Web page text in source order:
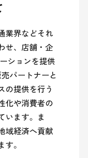
業界などそれ
せ、店舗・企
ションを提供
パートナーと
の提供を行う
化や消費者の
います。ま
域経済へ貢献
。